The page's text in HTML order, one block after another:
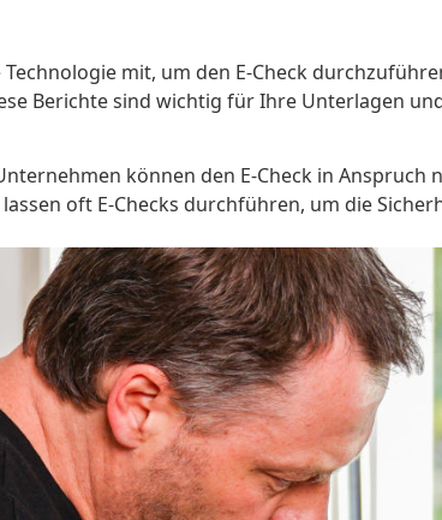
mit, um den E-Check
Berichte sind wichtig für Ihre Unterlagen
können den E-Check in
oft E-Checks durchführen, um die